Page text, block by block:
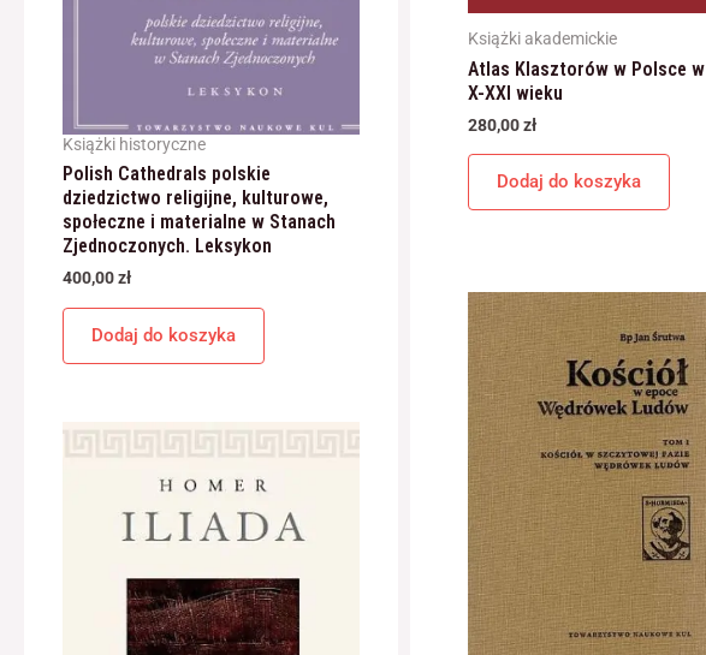
Książki historyczne
Polish Cathedrals polskie
dziedzictwo religijne, kulturowe,
społeczne i materialne w Stanach
Zjednoczonych. Leksykon
400,00zł
Dodaj do koszyka
Książki akademickie
Atlas Klasztorów w Polsce w
X-XXI wieku
280,00zł
Dodaj do koszyka